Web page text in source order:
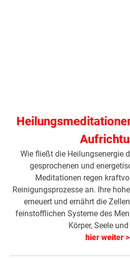
Wie fließt die Heilungsenergie
gesprochenen und
Meditationen regen
Reinigungsprozesse an. Ihre
erneuert und ernährt die
feinstofflichen Systeme des
Körper, Seele
hier weiter